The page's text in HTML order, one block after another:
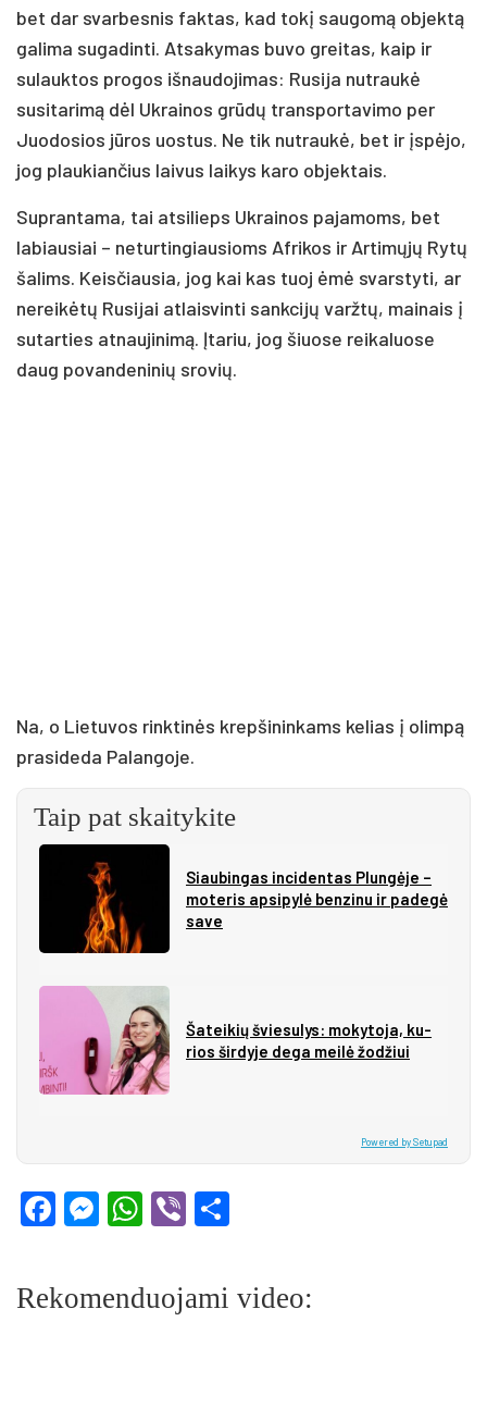
bet dar svarbesnis faktas, kad tokį saugomą objektą
galima sugadinti. Atsakymas buvo greitas, kaip ir
sulauktos progos išnaudojimas: Rusija nutraukė
susitarimą dėl Ukrainos grūdų transportavimo per
Juodosios jūros uostus. Ne tik nutraukė, bet ir įspėjo,
jog plaukiančius laivus laikys karo objektais.
Suprantama, tai atsilieps Ukrainos pajamoms, bet
labiausiai – neturtingiausioms Afrikos ir Artimųjų Rytų
šalims. Keisčiausia, jog kai kas tuoj ėmė svarstyti, ar
nereikėtų Rusijai atlaisvinti sankcijų varžtų, mainais į
sutarties atnaujinimą. Įtariu, jog šiuose reikaluose
daug povandeninių srovių.
Na, o Lietuvos rinktinės krepšininkams kelias į olimpą
prasideda Palangoje.
Taip pat skaitykite
Siau­bin­gas in­ci­den­tas Plun­gė­je –
mo­te­ris ap­si­py­lė ben­zi­nu ir pa­de­gė
sa­ve
Ša­tei­kių švie­su­lys: mo­ky­to­ja, ku­
rios šir­dy­je de­ga mei­lė žo­džiui
Powered by Setupad
Facebook
Messenger
WhatsApp
Viber
Rekomenduojami video: